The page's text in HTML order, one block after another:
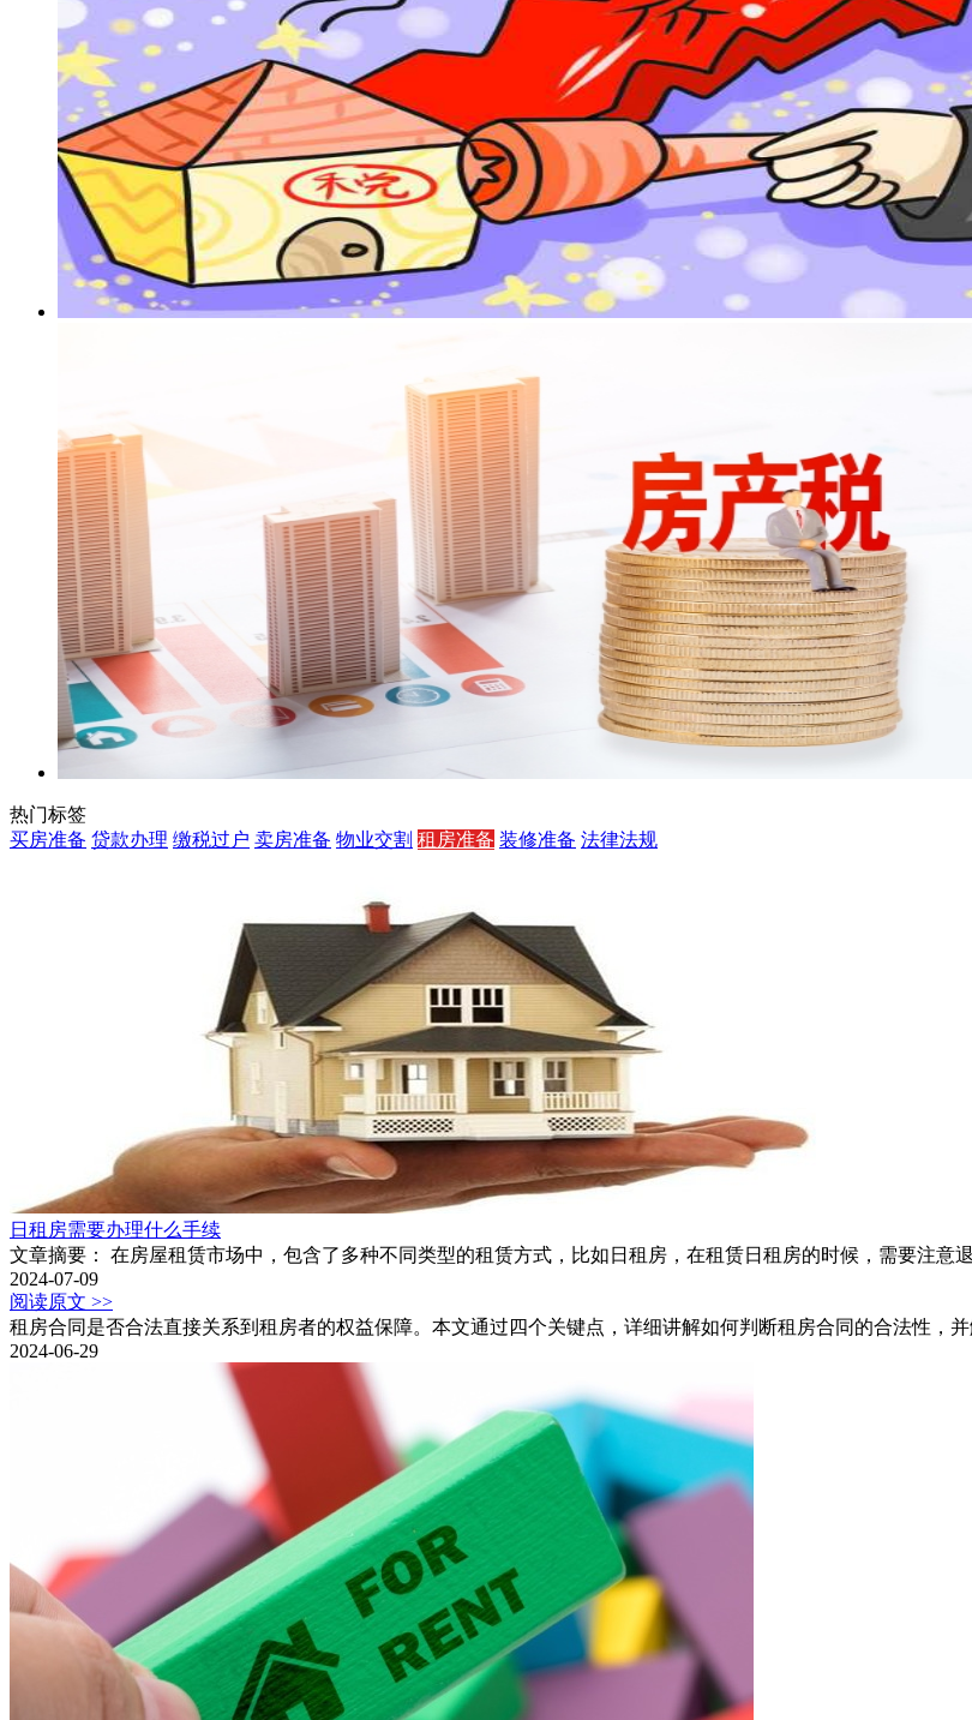
热门标签
买房准备 贷款办理 缴税过户 卖房准备 物业交割 租房准备 装修准备 法律法规
日租房需要办理什么手续
文章摘要： 在房屋租赁市场中，包含了多种不同类型的租赁方式，比如日租房，在租赁日租房的时候，需要注意退
2024-07-09
阅读原文 >>
租房合同是否合法直接关系到租房者的权益保障。本文通过四个关键点，详细讲解如何判断租房合同的合法性，
2024-06-29